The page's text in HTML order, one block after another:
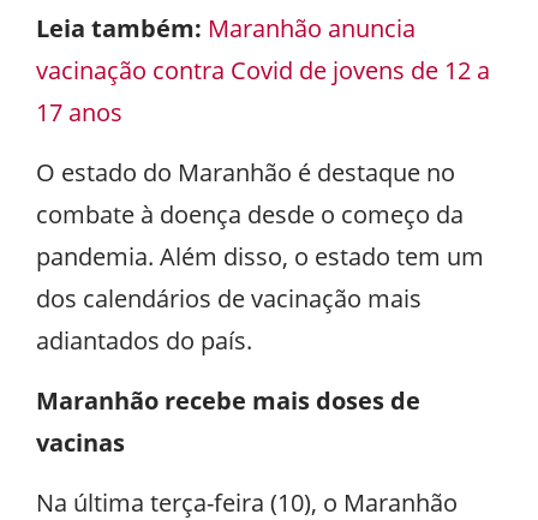
Leia também: Maranhão anuncia
vacinação contra Covid de jovens de 12 a
17 anos
O estado do Maranhão é destaque no
combate à doença desde o começo da
pandemia. Além disso, o estado tem um
dos calendários de vacinação mais
adiantados do país.
Maranhão recebe mais doses de
vacinas
Na última terça-feira (10), o Maranhão